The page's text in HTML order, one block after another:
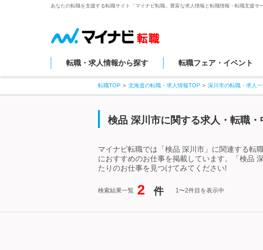
あなたの転職を支援する転職サイト「マイナビ転職」豊富な求人情報と転職情報・転職支援サ
転職・求人情報から探す 転職フェア・イベント
転職TOP 北海道の転職・求人情報TOP 深川市の転職・求人
検品 深川市に関する求人・転職
マイナビ転職では「検品 深川市」に関連する転
におすすめのお仕事を掲載しています。「検品
たりのお仕事を見つけてみてください!
検索結果一覧 2 件 1〜2件目を表示中